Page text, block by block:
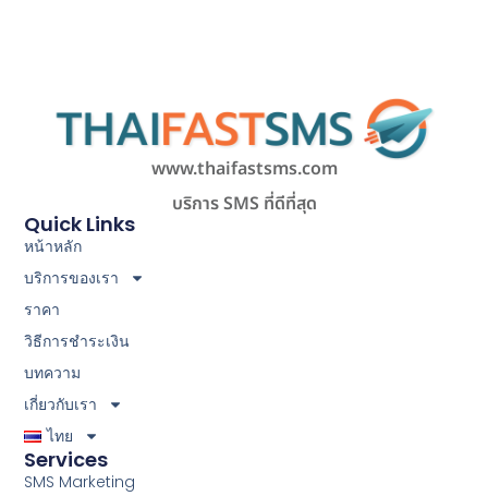
www.thaifastsms.com
บริการ SMS ที่ดีที่สุด
Services
SMS Marketing
Quick Links
หน้าหลัก
บริการของเรา
ราคา
วิธีการชำระเงิน
บทความ
เกี่ยวกับเรา
ไทย